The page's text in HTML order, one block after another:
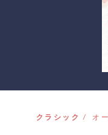
クラシック オ